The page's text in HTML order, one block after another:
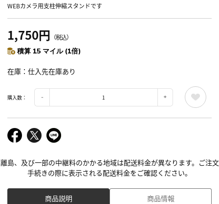
WEBカメラ用支柱伸縮スタンドです
1,750円 （税込）
積算 15 マイル (1倍)
在庫 仕入先在庫あり
購入数：
離島、及び一部の中継料のかかる地域は配送料金が異なります。ご注文
手続きの際に表示される配送料金をご確認ください。
商品説明 商品情報